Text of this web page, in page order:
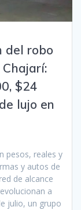
del robo
$24
lujo en
pesos, reales y
y autos de
de alcance
a
julio, un grupo